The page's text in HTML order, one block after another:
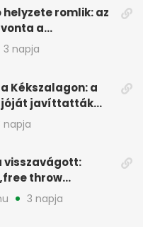
romlik: az
a
jöhet a
3 napja
Kékszalagon: a
javíttatták
napja
visszavágott:
throw
címke?
3 napja